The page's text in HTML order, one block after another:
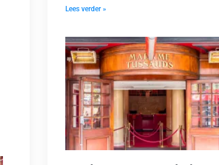
Lees verder »